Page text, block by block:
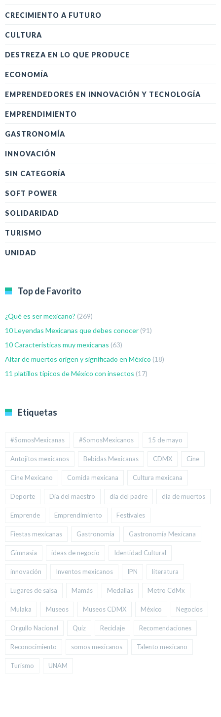
CRECIMIENTO A FUTURO
CULTURA
DESTREZA EN LO QUE PRODUCE
ECONOMÍA
EMPRENDEDORES EN INNOVACIÓN Y TECNOLOGÍA
EMPRENDIMIENTO
GASTRONOMÍA
INNOVACIÓN
SIN CATEGORÍA
SOFT POWER
SOLIDARIDAD
TURISMO
UNIDAD
Top de Favorito
¿Qué es ser mexicano? (269)
10 Leyendas Mexicanas que debes conocer (91)
10 Características muy mexicanas (63)
Altar de muertos origen y significado en México (18)
11 platillos típicos de México con insectos (17)
Etiquetas
#SomosMexicanas #SomosMexicanos 15 de mayo
Antojitos mexicanos Bebidas Mexicanas CDMX Cine
Cine Mexicano Comida mexicana Cultura mexicana
Deporte Día del maestro día del padre día de muertos
Emprende Emprendimiento Festivales
Fiestas mexicanas Gastronomía Gastronomía Mexicana
Gimnasia ideas de negocio Identidad Cultural
innovación Inventos mexicanos IPN literatura
Lugares de salsa Mamás Medallas Metro CdMx
Mulaka Museos Museos CDMX México Negocios
Orgullo Nacional Quiz Reciclaje Recomendaciones
Reconocimiento somos mexicanos Talento mexicano
Turismo UNAM